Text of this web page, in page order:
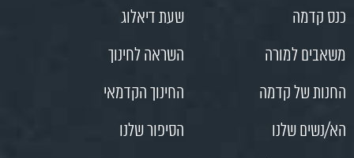
כנס קדמה
שעת דיאלוג
משאבים למורה
השראה לחינוך
החנות של קדמה
החינוך הקדמאי
הא/נשים שלנו
הסיפור שלנו